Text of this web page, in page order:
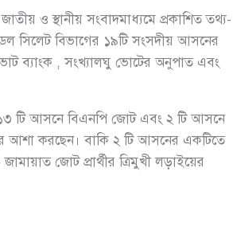
ও স্থানীয় সংবাদমাধ্যমে প্রকাশিত তথ্য-
সিলেট বিভাগের ১৯টি সংসদীয় আসনের
ভোট ব্যাংক , সংখ্যালঘু ভোটের অনুপাত এবং
টি আসনে বিএনপি জোট এবং ২ টি আসনে
আশা করছেন। বাকি ২ টি আসনের একটিতে
জোট প্রার্থীর ত্রিমুখী লড়াইয়ের